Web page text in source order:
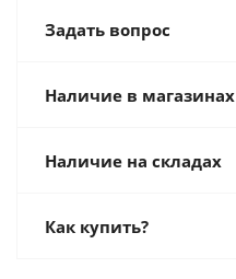
Задать вопрос
Наличие в магазинах
Наличие на складах
Как купить?